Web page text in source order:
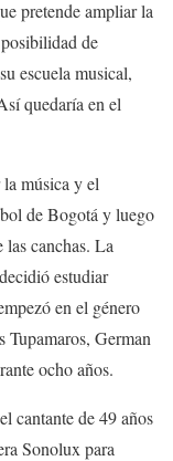
pretende ampliar la
de
escuela musical,
quedaría en el
música y el
de Bogotá y luego
canchas. La
estudiar
en el género
Tupamaros, German
ocho años.
cantante de 49 años
Sonolux para